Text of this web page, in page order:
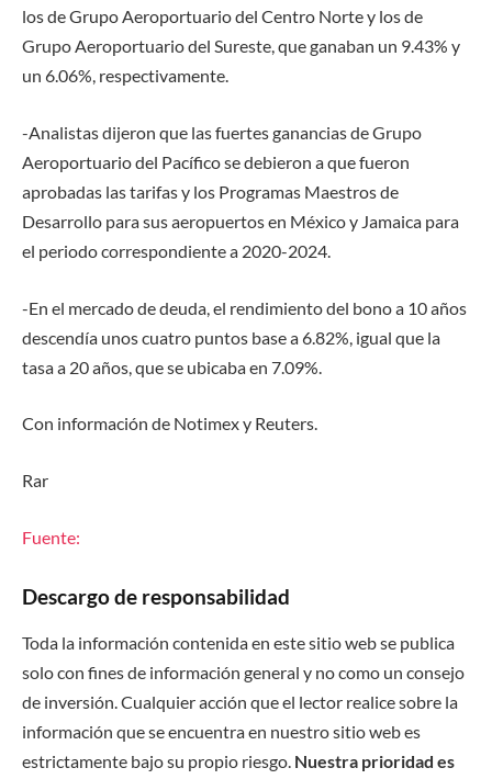
los de Grupo Aeroportuario del Centro Norte y los de
Grupo Aeroportuario del Sureste, que ganaban un 9.43% y
un 6.06%, respectivamente.
-Analistas dijeron que las fuertes ganancias de Grupo
Aeroportuario del Pacífico se debieron a que fueron
aprobadas las tarifas y los Programas Maestros de
Desarrollo para sus aeropuertos en México y Jamaica para
el periodo correspondiente a 2020-2024.
-En el mercado de deuda, el rendimiento del bono a 10 años
descendía unos cuatro puntos base a 6.82%, igual que la
tasa a 20 años, que se ubicaba en 7.09%.
Con información de Notimex y Reuters.
Rar
Fuente:
Descargo de responsabilidad
Toda la información contenida en este sitio web se publica
solo con fines de información general y no como un consejo
de inversión. Cualquier acción que el lector realice sobre la
información que se encuentra en nuestro sitio web es
estrictamente bajo su propio riesgo. Nuestra prioridad es